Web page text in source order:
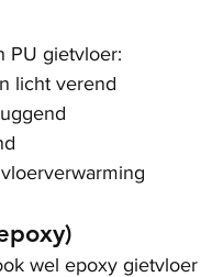
PU gietvloer:
licht verend
wel epoxy